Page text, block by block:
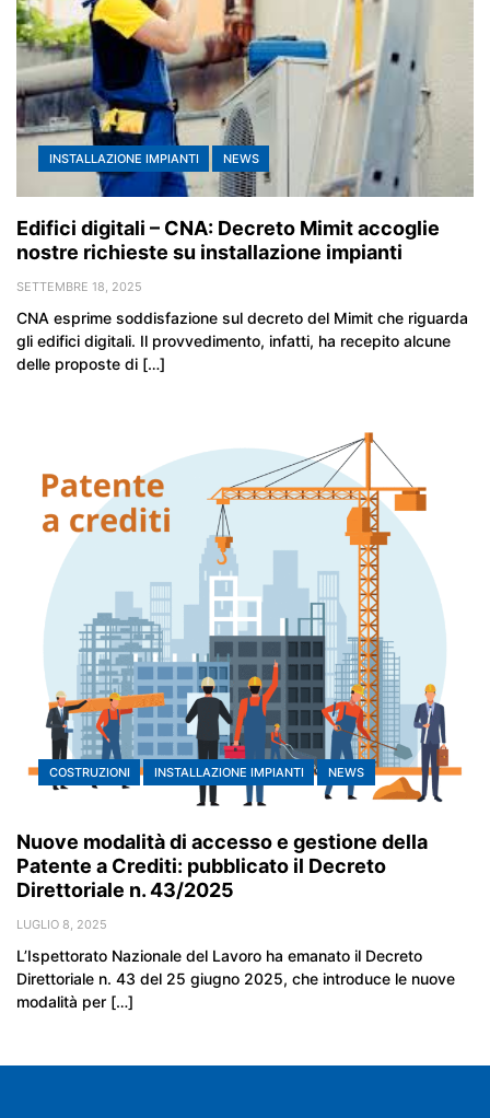
INSTALLAZIONE IMPIANTI NEWS
Edifici digitali – CNA: Decreto Mimit accoglie
nostre richieste su installazione impianti
SETTEMBRE 18, 2025
CNA esprime soddisfazione sul decreto del Mimit che riguarda
gli edifici digitali. Il provvedimento, infatti, ha recepito alcune
delle proposte di […]
COSTRUZIONI INSTALLAZIONE IMPIANTI NEWS
Nuove modalità di accesso e gestione della
Patente a Crediti: pubblicato il Decreto
Direttoriale n. 43/2025
LUGLIO 8, 2025
L’Ispettorato Nazionale del Lavoro ha emanato il Decreto
Direttoriale n. 43 del 25 giugno 2025, che introduce le nuove
modalità per […]